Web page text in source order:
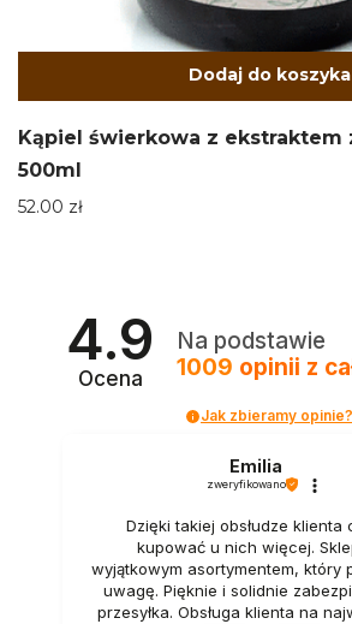
Dodaj do koszyka
Kąpiel świerkowa z ekstraktem
500ml
52.00 zł
4.9
Ocena
Na podstawie
1009 opinii z
Jak zbieramy opinie?
Emilia
zweryfikowano
Dzięki takiej obsłudze klienta
kupować u nich więcej.
wyjątkowym asortymentem, który
uwagę. Pięknie i solidnie
przesyłka. Obsługa klienta na